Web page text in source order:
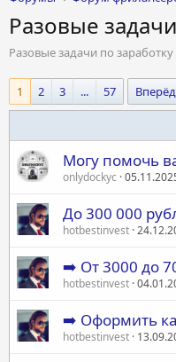
Разовые задачи
Разовые задачи по
1 2 3 ... 57 Вперёд
Могу помочь
onlydockyc
До 300 000
hotbestinvest
➡️ От 3000 до
hotbestinvest
➡️ Оформить
hotbestinvest